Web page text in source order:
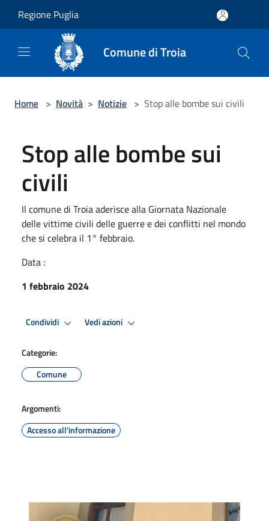
Regione Puglia
Comune di Troia
Home > Novità > Notizie > Stop alle bombe sui civili
Stop alle bombe sui
civili
Il comune di Troia aderisce alla Giornata Nazionale
delle vittime civili delle guerre e dei conflitti nel mondo
che si celebra il 1° febbraio.
Data :
1 febbraio 2024
Condividi Vedi azioni
Categorie:
Comune
Argomenti:
Accesso all'informazione